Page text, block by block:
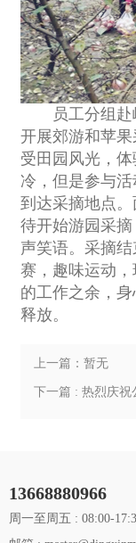
员工分组赴
开展郊游和苹
受田园风光，
冷，但是参与
到达采摘地点
待开始游园采
声笑语。采摘
赛，趣味运动
的工作之余，
释放。
上一篇：暂无
下一篇 : 热烈庆祝
13668880966
周一至周五 : 08:00-